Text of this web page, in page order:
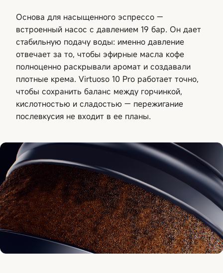
Основа для насыщенного эспрессо —
встроенный насос с давлением 19 бар. Он дает
стабильную подачу воды: именно давление
отвечает за то, чтобы эфирные масла кофе
полноценно раскрывали аромат и создавали
плотные крема. Virtuoso 10 Pro работает точно,
чтобы сохранить баланс между горчинкой,
кислотностью и сладостью — пережигание
послевкусия не входит в ее планы.